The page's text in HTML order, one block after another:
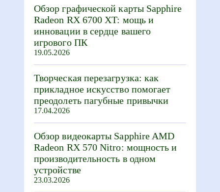
Обзор графической карты Sapphire
Radeon RX 6700 XT: мощь и
инновации в сердце вашего
игрового ПК
19.05.2026
Творческая перезагрузка: как
прикладное искусство помогает
преодолеть пагубные привычки
17.04.2026
Обзор видеокарты Sapphire AMD
Radeon RX 570 Nitro: мощность и
производительность в одном
устройстве
23.03.2026